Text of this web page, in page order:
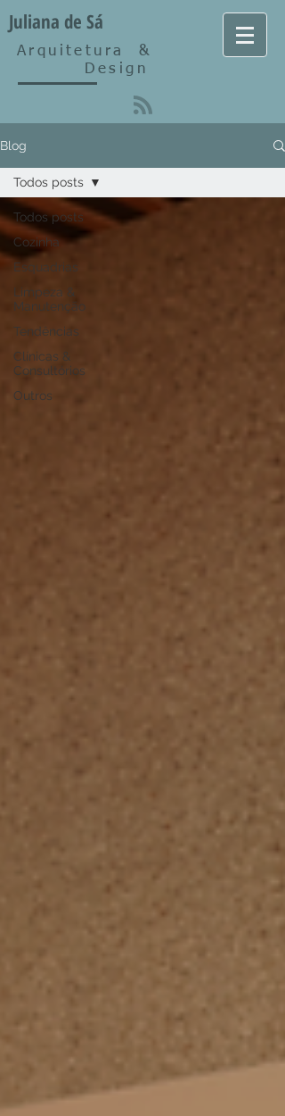
Arquitetura&
Design
Juliana de Sá
Blog
Todos posts
Cozinha
Esquadrias
Limpeza &
Manutenção
Tendências
Clínicas &
Consultórios
Outros
Todos posts